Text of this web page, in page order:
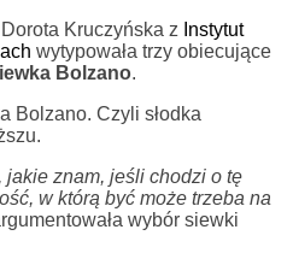
Kruczyńska z Instytut
wytypowała trzy obiecujące
Bolzano.
Bolzano. Czyli słodka
znam, jeśli chodzi o tę
w którą być może trzeba na
wybór siewki